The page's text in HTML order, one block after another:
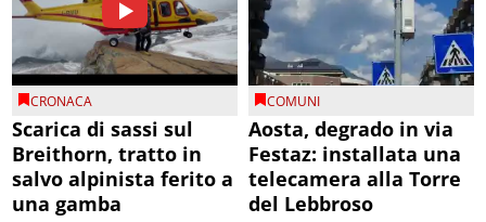
CRONACA
Scarica di sassi sul
Breithorn, tratto in
salvo alpinista ferito a
una gamba
COMUNI
Aosta, degrado in via
Festaz: installata una
telecamera alla Torre
del Lebbroso